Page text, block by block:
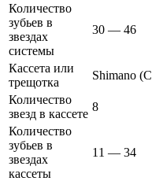
Количество
зубьев в
звездах
системы
30 — 46
Кассета или
трещотка
Shimano
Количество
звезд в кассете
8
Количество
зубьев в
звездах
кассеты
11 — 34